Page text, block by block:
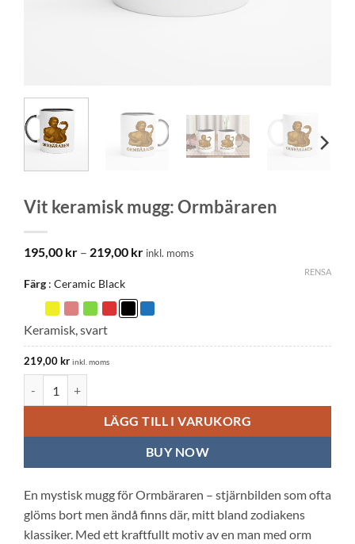
Vit keramisk mugg: Ormbäraren
195,00 kr – 219,00 krPrisintervall:
inkl. moms
Färg Ceramic Black
RENSA
Keramisk, svart
219,00kr inkl. moms
LÄGG TILL I VARUKORG
BUY NOW
En mystisk mugg för Ormbäraren – stjärnbilden som ofta
glöms bort men ändå finns där, mitt bland zodiakens
klassiker. Med ett kraftfullt motiv av en man med orm